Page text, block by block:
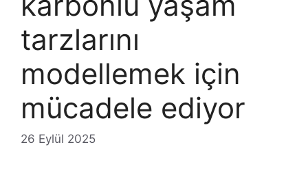
tarzlarını
modellemek için
mücadele ediyor
26 Eylül 2025